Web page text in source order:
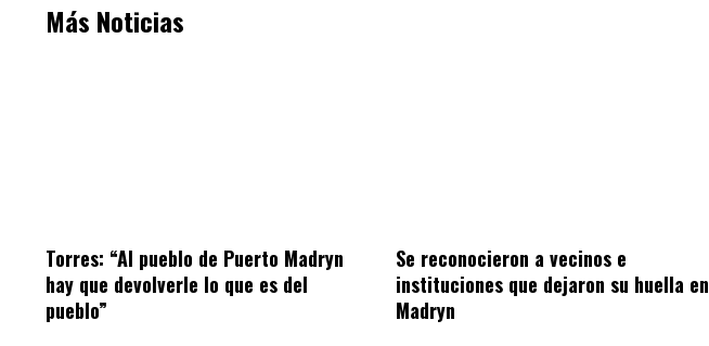
Más Noticias
Torres: “Al pueblo de Puerto Madryn
hay que devolverle lo que es del
pueblo”
Se reconocieron a vecinos e
instituciones que dejaron su huella en
Madryn